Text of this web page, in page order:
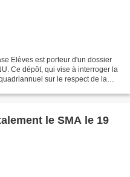
Elèves est porteur d'un dossier
Ce dépôt, qui vise à interroger la
sur le respect de la
le SMA le 19